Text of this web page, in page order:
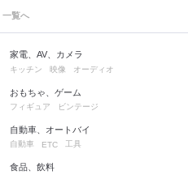
一覧へ
家電、AV、カメラ
キッチン 映像 オーディオ
おもちゃ、ゲーム
フィギュア ビンテージ
自動車、オートバイ
自動車 ETC 工具
食品、飲料